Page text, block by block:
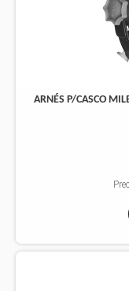
ARNÉS P/CASCO